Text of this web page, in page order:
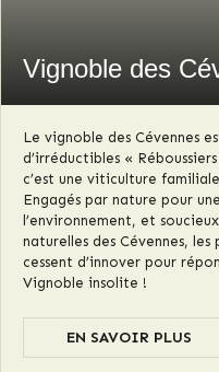
Vignoble des
Le vignoble des Cévennes
d’irréductibles «
c’est une viticulture
Engagés par nature pour
l’environnement, et
naturelles des Cévennes, les
cessent d’innover pour
Vignoble insolite !
EN SAVOIR PLUS